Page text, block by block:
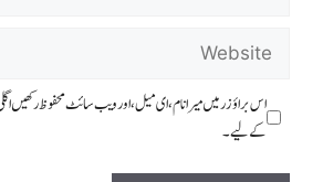
Website
اس براؤزر میں میرا نام، ای میل، اور ویب سائٹ محفوظ رکھیں
کےلیے۔